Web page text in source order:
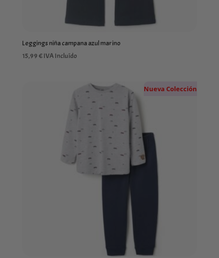
Leggings niña campana azul marino
15,99€IVA Incluído
Nueva Colección